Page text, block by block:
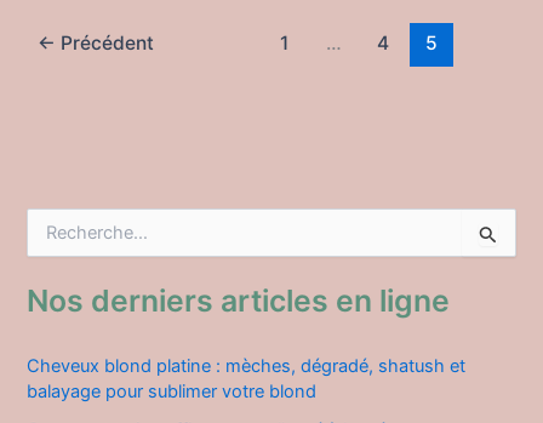
← Précédent 1 … 4 5
h
e
c
h
Nos derniers articles en ligne
Cheveux blond platine : mèches, dégradé, shatush et
balayage pour sublimer votre blond